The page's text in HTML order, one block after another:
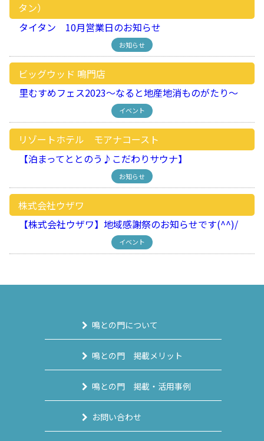
タン）
タイタン 10月営業日のお知らせ
お知らせ
ビッグウッド 鳴門店
里むすめフェス2023～なると地産地消ものがたり～
イベント
リゾートホテル モアナコースト
【泊まってととのう♪こだわりサウナ】
お知らせ
株式会社ウザワ
【株式会社ウザワ】地域感謝祭のお知らせです(^^)/
イベント
鳴との門について
鳴との門 掲載メリット
鳴との門 掲載・活用事例
お問い合わせ